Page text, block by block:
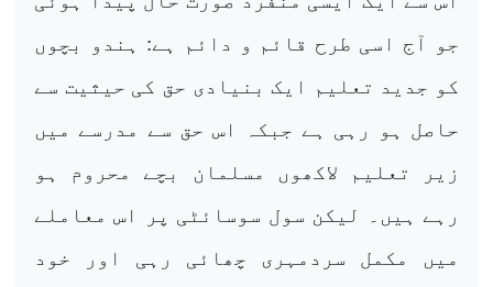
جو آج اسی طرح قائم و دائم ہے: ہندو بچوں
کو جدید تعلیم ایک بنیادی حق کی حیثیت سے
حاصل ہو رہی ہے جبکہ اس حق سے مدرسے میں
زیر تعلیم لاکھوں مسلمان بچے محروم ہو
رہے ہیں۔ لیکن سول سوسائٹی پر اس معاملے
میں مکمل سردمہری چھائی رہی اور خود